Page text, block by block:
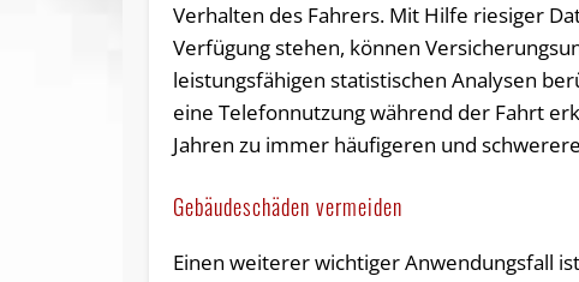
Verhalten des Fahrers. Mit Hilfe riesiger
Verfügung stehen, können
leistungsfähigen statistischen Analysen
eine Telefonnutzung während der Fahrt
Jahren zu immer häufigeren und
Gebäudeschäden vermeiden
Einen weiterer wichtiger Anwendungsfall